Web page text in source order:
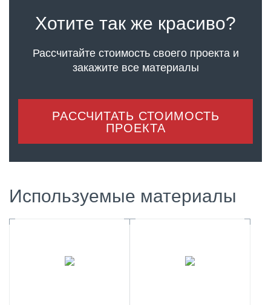
Хотите так же красиво?
Рассчитайте стоимость своего проектаи
закажите все материалы
РАССЧИТАТЬ СТОИМОСТЬ
ПРОЕКТА
Используемые материалы